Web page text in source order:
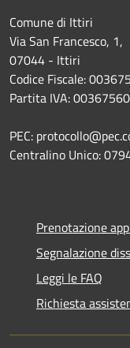
Comune di Ittiri
Via San Francesco, 1,
07044 - Ittiri
Codice Fiscale:
Partita IVA:
PEC:
Centralino Unico:
Prenotazione
Segnalazione
Leggi le FAQ
Richiesta